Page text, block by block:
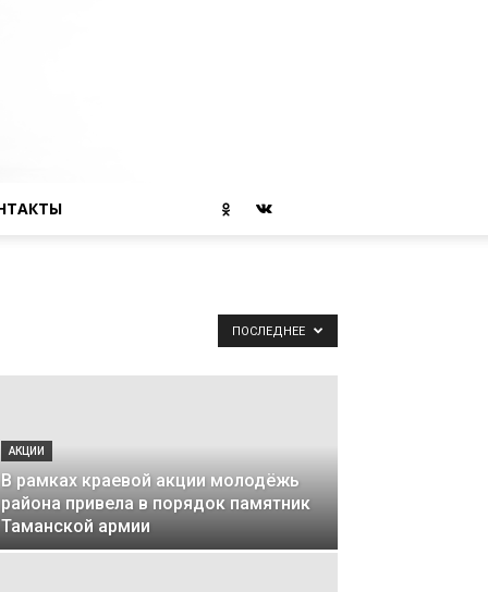
ПОСЛЕДНЕЕ
АКЦИИ
В рамках краевой акции молодёжь
района привела в порядок памятник
Таманской армии